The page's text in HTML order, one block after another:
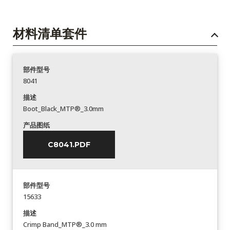
材料清单套件
部件型号
8041
描述
Boot_Black_MTP®_3.0mm
产品图纸
C8041.PDF
部件型号
15633
描述
Crimp Band_MTP®_3.0 mm